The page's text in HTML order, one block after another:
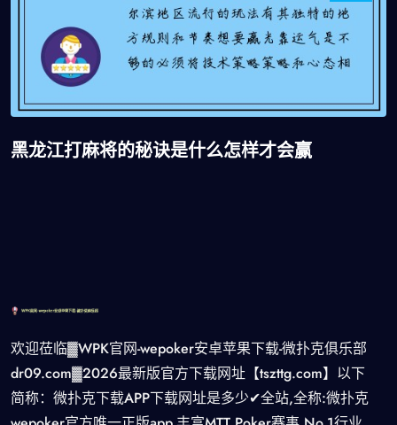
黑龙江打麻将的秘诀是什么怎样才会赢
欢迎莅临▓WPK官网-wepoker安卓苹果下载-微扑克俱乐部
dr09.com▓2026最新版官方下载网址【tszttg.com】以下
简称：微扑克下载APP下载网址是多少✔全站,全称:微扑克